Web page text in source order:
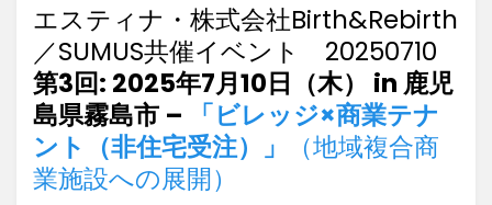
エスティナ・株式会社Birth&Rebirth
／SUMUS共催イベント 20250710
第3回: 2025年7月10日（木） in 鹿児
島県霧島市 –
「ビレッジ×商業テナ
ント（非住宅受注）」
（地域複合商
業施設への展開）